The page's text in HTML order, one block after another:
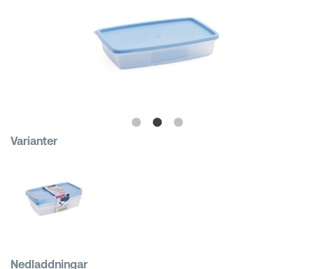
Hinkar & Tunnor
Varianter
Nedladdningar